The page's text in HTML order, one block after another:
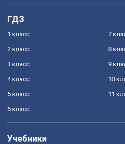
ГДЗ
1 класс
2 класс
3 класс
4 класс
5 класс
6 класс
7
8
9
10
11
Учебники